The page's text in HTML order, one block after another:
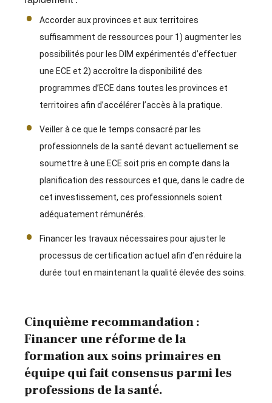
Accorder aux provinces et aux territoires
suffisamment de ressources pour 1) augmenter les
possibilités pour les DIM expérimentés d’effectuer
une ECE et 2) accroître la disponibilité des
programmes d’ECE dans toutes les provinces et
territoires afin d’accélérer l’accès à la pratique.
Veiller à ce que le temps consacré par les
professionnels de la santé devant actuellement se
soumettre à une ECE soit pris en compte dans la
planification des ressources et que, dans le cadre de
cet investissement, ces professionnels soient
adéquatement rémunérés.
Financer les travaux nécessaires pour ajuster le
processus de certification actuel afin d’en réduire la
durée tout en maintenant la qualité élevée des soins.
Cinquième recommandation :
Financer une réforme de la
formation aux soins primaires en
équipe qui fait consensus parmi les
professions de la santé.